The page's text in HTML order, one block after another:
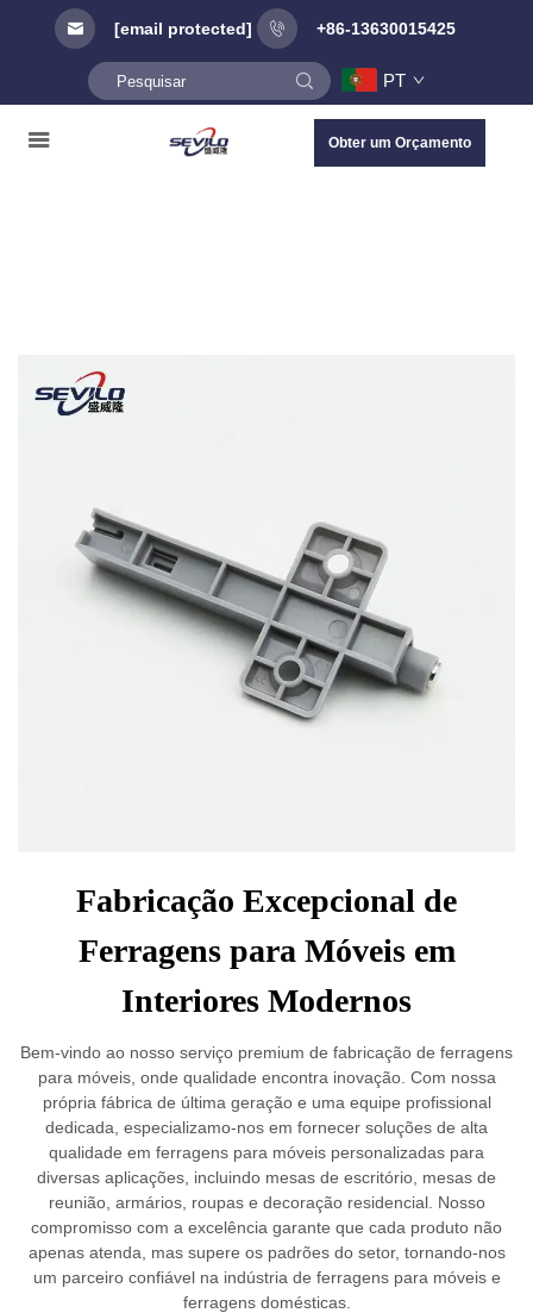
[email protected] +86-13630015425
PT
Obter um Orçamento
Fabricação Excepcional de
Ferragens para Móveis em
Interiores Modernos
Bem-vindo ao nosso serviço premium de fabricação de ferragens
para móveis, onde qualidade encontra inovação. Com nossa
própria fábrica de última geração e uma equipe profissional
dedicada, especializamo-nos em fornecer soluções de alta
qualidade em ferragens para móveis personalizadas para
diversas aplicações, incluindo mesas de escritório, mesas de
reunião, armários, roupas e decoração residencial. Nosso
compromisso com a excelência garante que cada produto não
apenas atenda, mas supere os padrões do setor, tornando-nos
um parceiro confiável na indústria de ferragens para móveis e
ferragens domésticas.